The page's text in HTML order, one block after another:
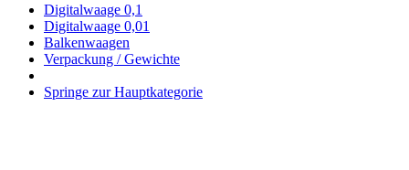
Digitalwaage 0,1
Digitalwaage 0,01
Balkenwaagen
Verpackung / Gewichte
Springe zur Hauptkategorie